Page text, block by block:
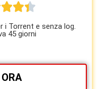

i Torrent e senza log.
45 giorni